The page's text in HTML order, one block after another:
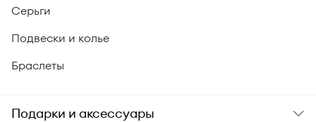
Серьги
Подвески и колье
Браслеты
Подарки и аксессуары